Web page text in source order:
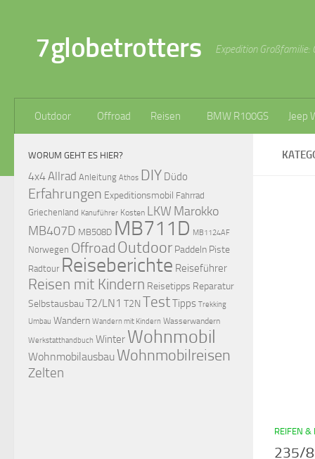
7globetrotters Expedition Großfamilie:
Outdoor Offroad Reisen BMW R100GS Jeep
REIFEN &
235/
WORUM GEHT ES HIER?
4x4Allrad Anleitung Athos DIY Düdo
Erfahrungen Expeditionsmobil Fahrrad
Griechenland Kanuführer Kosten LKW Marokko
MB407D MB508D MB711D MB1124AF
Norwegen Offroad Outdoor Paddeln Piste
Radtour Reiseberichte Reiseführer
Reisen mit Kindern Reisetipps Reparatur
SelbstausbauT2/LN1 T2N TestTipps Trekking
Umbau Wandern Wandern mit Kindern Wasserwandern
Werkstatthandbuch Winter Wohnmobil
Wohnmobilausbau Wohnmobilreisen
Zelten